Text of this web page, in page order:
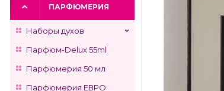
ПАРФЮМЕРИЯ
Наборы духов
Парфюм-Delux 55ml
Парфюмерия 50 мл
Парфюмерия ЕВРО